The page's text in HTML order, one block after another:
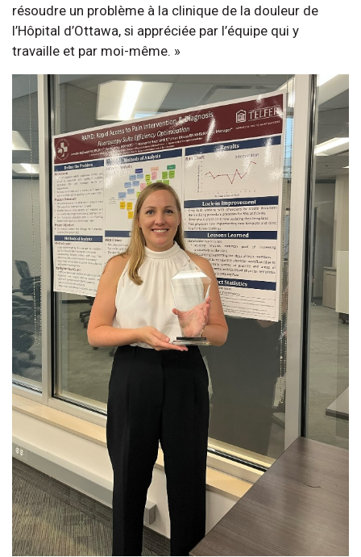
résoudre un problème à la clinique de la douleur de
l’Hôpital d’Ottawa, si appréciée par l’équipe qui y
travaille et par moi-même. »